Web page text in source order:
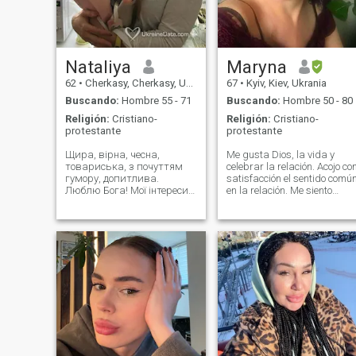
comunicación con la
naturaleza, escuchando el
canto de los pájaros.
Nataliya
62 • Cherkasy, Cherkasy, Ukrania
Buscando: Hombre 55 - 71
Religión: Cristiano-
protestante
Щира, вірна, чесна,
товариська, з почуттям
гумору, допитлива.
Люблю Бога! Мої інтереси
прогулянки, мандрівки.
Подобається милуватися
заходом сонця, дивитись
на багаття та купатися у
теплому морі. Буду
Maryna
67 • Kyiv, Kiev, Ukrania
Buscando: Hombre 50 - 80
Religión: Cristiano-
protestante
Me gusta Dios, la vida y
celebrar la relación. Acojo con
satisfacción el sentido común
en la relación. Me siento
para un hombre, incluyendo
y tratando de relacionarme,
amor.. Uno por uno... Me
gusta cocinar, crear
comodidad en la casa, leer
libros, música, dibujar,
nadar, películas .. Necesito
un par.